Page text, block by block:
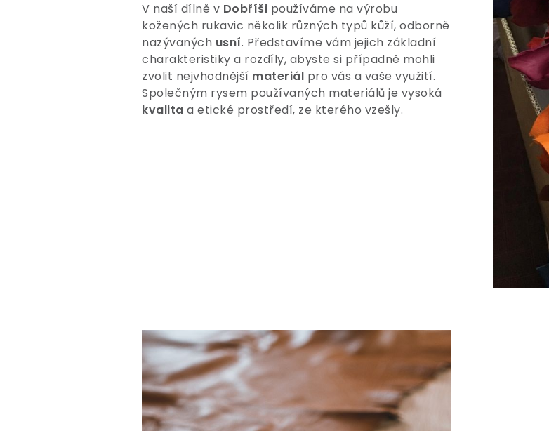
V naší dílně v Dobříši používáme na výrobu
kožených rukavic několik různých typů kůží, odborně
nazývaných usní. Představíme vám jejich základní
charakteristiky a rozdíly, abyste si případně mohli
zvolit nejvhodnější materiál pro vás a vaše využití.
Společným rysem používaných materiálů je vysoká
kvalita a etické prostředí, ze kterého vzešly.